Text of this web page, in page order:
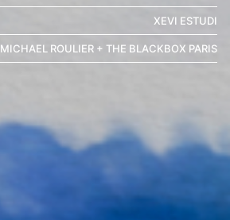
XEVI ESTUDI
MICHAEL ROULIER + THE BLACKBOX PARIS